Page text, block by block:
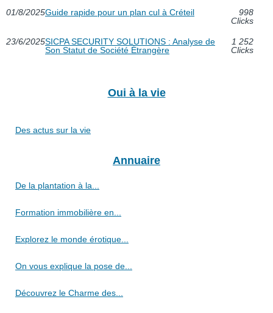
01/8/2025Guide rapide pour un plan cul à Créteil
998
Clicks
23/6/2025SICPA SECURITY SOLUTIONS : Analyse de
Son Statut de Société Étrangère
1 252
Clicks
Oui à la vie
Des actus sur la vie
Annuaire
De la plantation à la...
Formation immobilière en...
Explorez le monde érotique...
On vous explique la pose de...
Découvrez le Charme des...